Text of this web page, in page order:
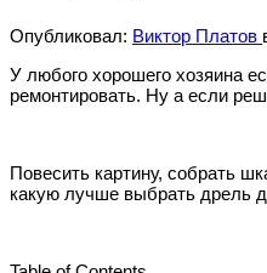
Опубликовал: Виктор Платов
У любого хорошего хозяина
ремонтировать. Ну а если
Повесить картину, собрать
какую лучше выбрать дрель